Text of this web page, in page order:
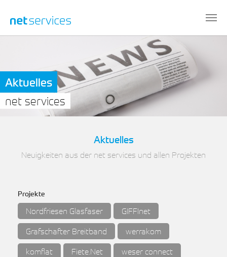
Aktuelles
net services
Aktuelles
Neuigkeiten aus der net services und allen Projekten
Projekte
Nordfriesen Glasfaser
GIFFInet
Grafschafter Breitband
werrakom
komflat
Fiete.Net weser connect